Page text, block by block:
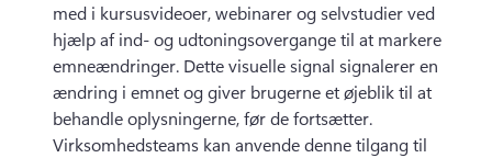
med i kursusvideoer, webinarer og selvstudier ved
hjælp af ind- og udtoningsovergange til at markere
emneændringer. Dette visuelle signal signalerer en
ændring i emnet og giver brugerne et øjeblik til at
Virksomhedsteams kan anvende denne tilgang til